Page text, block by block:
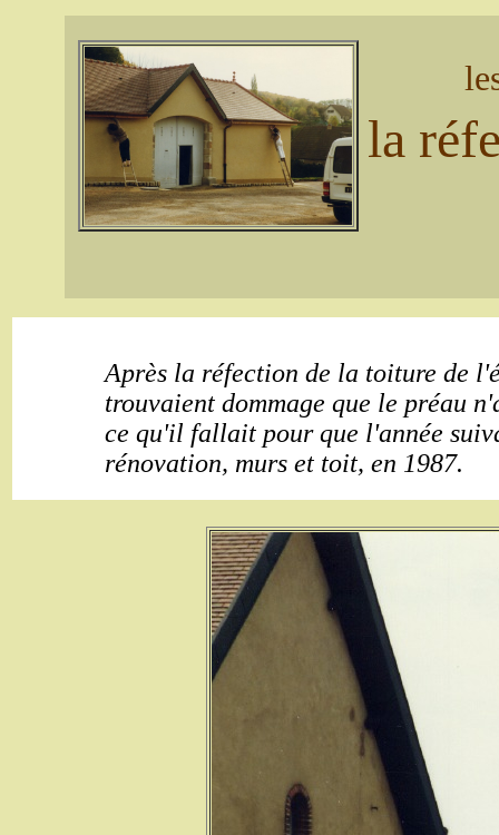
la
Après la réfection de la toiture de
trouvaient dommage que le préau
ce qu'il fallait pour que l'année
rénovation, murs et toit, en 1987.